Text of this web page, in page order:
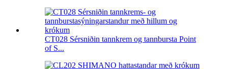
CT028 Sérsniðin tannkrem og tannbursta Point
of S...